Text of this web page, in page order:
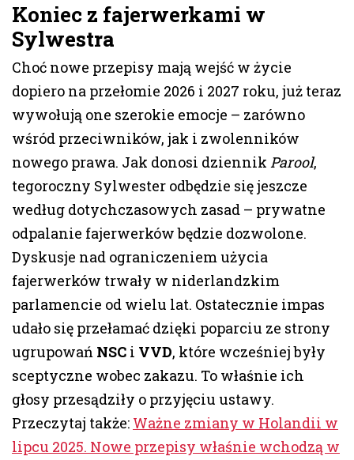
Koniec z fajerwerkami w
Sylwestra
Choć nowe przepisy mają wejść w życie
dopiero na przełomie 2026 i 2027 roku, już teraz
wywołują one szerokie emocje – zarówno
wśród przeciwników, jak i zwolenników
nowego prawa. Jak donosi dziennik Parool,
tegoroczny Sylwester odbędzie się jeszcze
według dotychczasowych zasad – prywatne
odpalanie fajerwerków będzie dozwolone.
Dyskusje nad ograniczeniem użycia
fajerwerków trwały w niderlandzkim
parlamencie od wielu lat. Ostatecznie impas
udało się przełamać dzięki poparciu ze strony
ugrupowań NSC i VVD, które wcześniej były
sceptyczne wobec zakazu. To właśnie ich
głosy przesądziły o przyjęciu ustawy.
Przeczytaj także: Ważne zmiany w Holandii w
lipcu 2025. Nowe przepisy właśnie wchodzą w